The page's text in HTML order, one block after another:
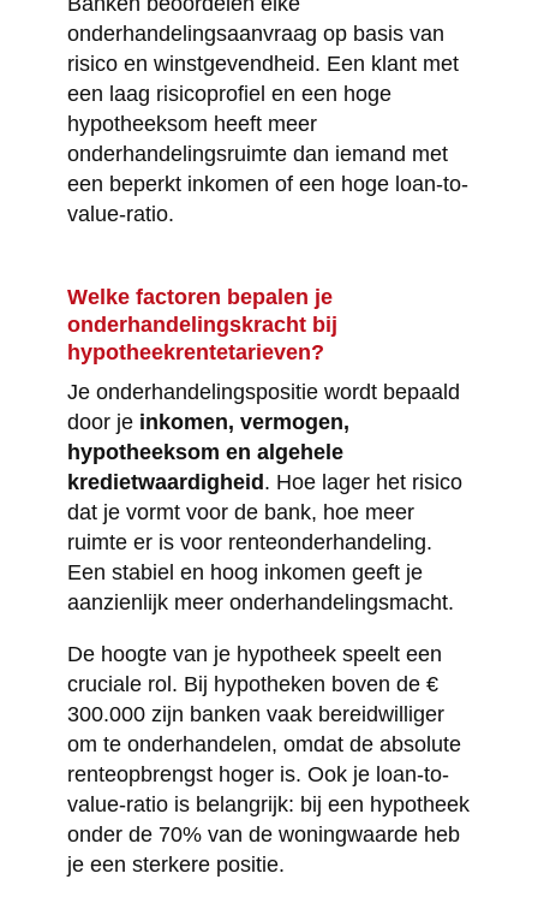
onderhandelingsaanvraag op basis van
risico en winstgevendheid. Een klant met
een laag risicoprofiel en een hoge
hypotheeksom heeft meer
onderhandelingsruimte dan iemand met
een beperkt inkomen of een hoge loan-to-
value-ratio.
Welke factoren bepalen je
onderhandelingskracht bij
hypotheekrentetarieven?
Je onderhandelingspositie wordt bepaald
door je inkomen, vermogen,
hypotheeksom en algehele
kredietwaardigheid . Hoe lager het risico
dat je vormt voor de bank, hoe meer
ruimte er is voor renteonderhandeling.
Een stabiel en hoog inkomen geeft je
aanzienlijk meer onderhandelingsmacht.
De hoogte van je hypotheek speelt een
cruciale rol. Bij hypotheken boven de €
300.000 zijn banken vaak bereidwilliger
om te onderhandelen, omdat de absolute
renteopbrengst hoger is. Ook je loan-to-
value-ratio is belangrijk: bij een hypotheek
onder de 70% van de woningwaarde heb
je een sterkere positie.